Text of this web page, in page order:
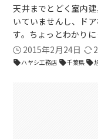
天井までとどく室内
いていませんし、ド
す。ちょっとわかり
2015年2月24日
sellハヤシ工務店 sell千葉県 sell